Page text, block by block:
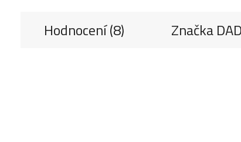
Hodnocení (8) Značka